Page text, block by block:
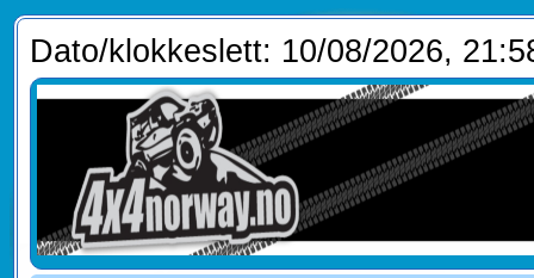
Dato/klokkeslett: 10/08/2026,